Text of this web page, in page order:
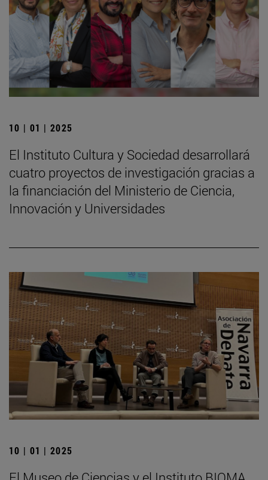
10 | 01 | 2025
El Instituto Cultura y Sociedad desarrollará
cuatro proyectos de investigación gracias a
la financiación del Ministerio de Ciencia,
Innovación y Universidades
10 | 01 | 2025